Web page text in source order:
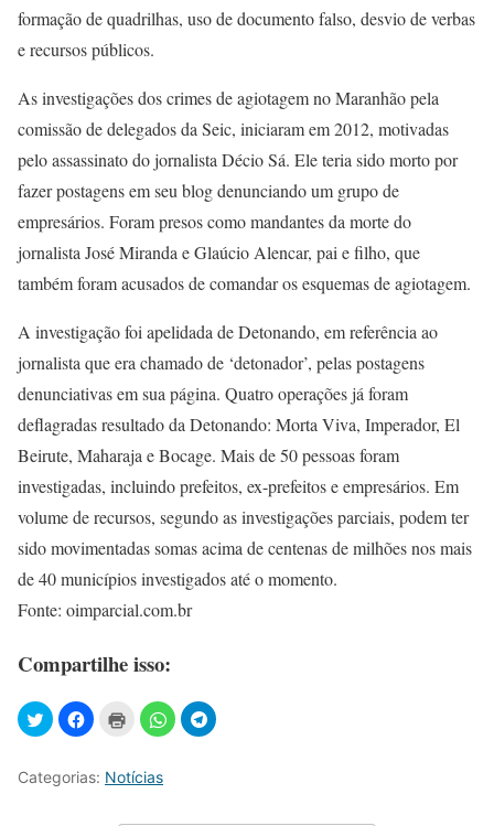
formação de quadrilhas, uso de documento falso, desvio de verbas
e recursos públicos.
As investigações dos crimes de agiotagem no Maranhão pela
comissão de delegados da Seic, iniciaram em 2012, motivadas
pelo assassinato do jornalista Décio Sá. Ele teria sido morto por
fazer postagens em seu blog denunciando um grupo de
empresários. Foram presos como mandantes da morte do
jornalista José Miranda e Glaúcio Alencar, pai e filho, que
também foram acusados de comandar os esquemas de agiotagem.
A investigação foi apelidada de Detonando, em referência ao
jornalista que era chamado de ‘detonador’, pelas postagens
denunciativas em sua página. Quatro operações já foram
deflagradas resultado da Detonando: Morta Viva, Imperador, El
Beirute, Maharaja e Bocage. Mais de 50 pessoas foram
investigadas, incluindo prefeitos, ex-prefeitos e empresários. Em
volume de recursos, segundo as investigações parciais, podem ter
sido movimentadas somas acima de centenas de milhões nos mais
de 40 municípios investigados até o momento.
Fonte: oimparcial.com.br
Compartilhe isso:
Categorias: Notícias